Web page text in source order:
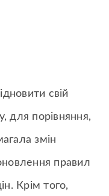
свій
для порівняння,
змін
правил
Крім того,